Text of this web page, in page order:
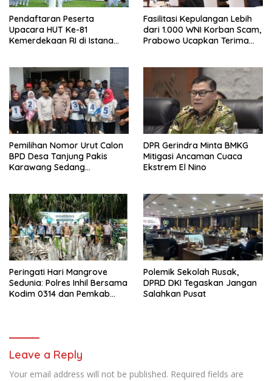
Pendaftaran Peserta
Upacara HUT Ke-81
Kemerdekaan RI di Istana
Fasilitasi Kepulangan Lebih
dari 1.000 WNI Korban Scam,
Prabowo Ucapkan Terima
Pemilihan Nomor Urut Calon
BPD Desa Tanjung Pakis
Karawang Sedang
DPR Gerindra Minta BMKG
Mitigasi Ancaman Cuaca
Ekstrem El Nino
Peringati Hari Mangrove
Sedunia: Polres Inhil Bersama
Kodim 0314 dan Pemkab
Polemik Sekolah Rusak,
DPRD DKI Tegaskan Jangan
Salahkan Pusat
Leave a Reply
Your email address will not be published. Required fields are